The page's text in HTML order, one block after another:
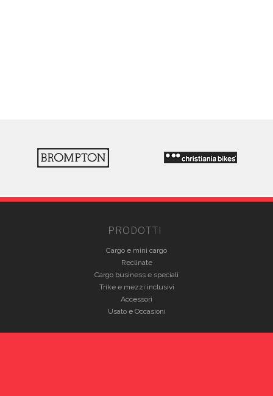
PRODOTTI
Cargo e mini cargo
Reclinate
Cargo business e speciali
Trike e mezzi inclusivi
Accessori
Usato e Occasioni